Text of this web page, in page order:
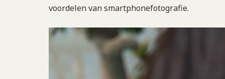
voordelen van smartphonefotografie.